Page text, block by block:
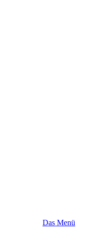
Das Menü